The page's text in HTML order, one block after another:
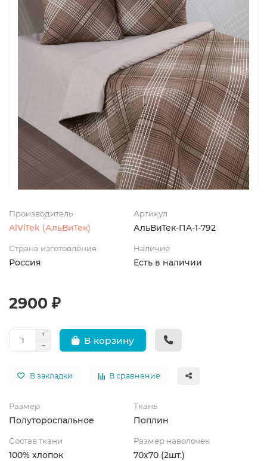
Производитель
AlViTek (АльВиТек)
Артикул
АльВиТек-ПA-1-792
Страна изготовления
Россия
Наличие
Есть в наличии
2900 ₽
В корзину
В закладки В сравнение
Размер
Полутороспальное
Ткань
Поплин
Состав ткани
100% хлопок
Размер наволочек
70х70 (2шт.)